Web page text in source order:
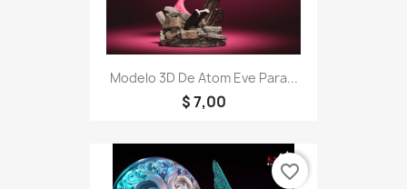
Modelo 3D De Atom Eve Para...
$ 7,00
favorite_border